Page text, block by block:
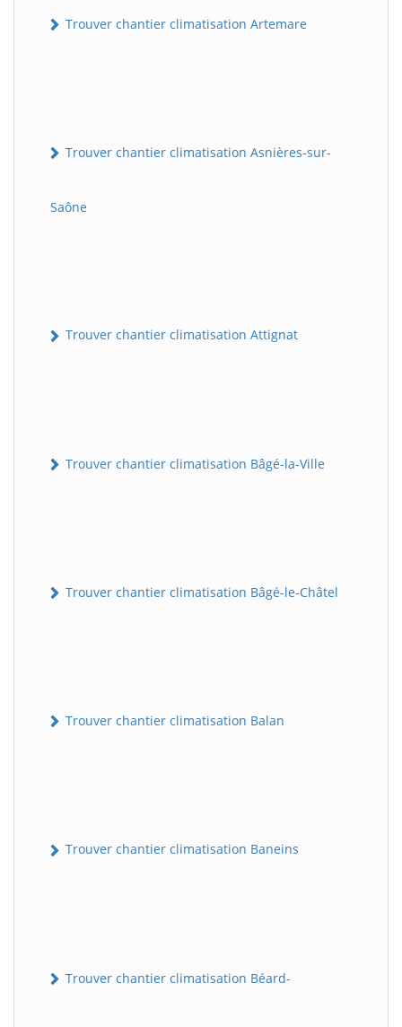
Trouver chantier climatisation Artemare
Trouver chantier climatisation Asnières-sur-
Saône
Trouver chantier climatisation Attignat
Trouver chantier climatisation Bâgé-la-Ville
Trouver chantier climatisation Bâgé-le-Châtel
Trouver chantier climatisation Balan
Trouver chantier climatisation Baneins
Trouver chantier climatisation Béard-